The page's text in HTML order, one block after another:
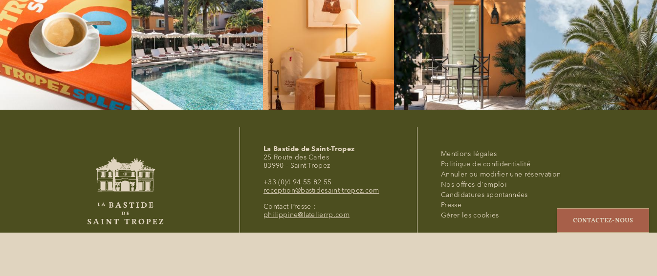
CONTACTEZ-NOUS
La Bastide de Saint-Tropez
25 Route des Carles
83990 - Saint-Tropez
+33 (0)4 94 55 82 55
reception@bastidesaint-tropez.com
Contact Presse :
philippine@latelierrp.com
Mentions légales
Politique de confidentialité
Annuler ou modifier une réservation
Nos offres d'emploi
Candidatures spontannées
Presse
Gérer les cookies